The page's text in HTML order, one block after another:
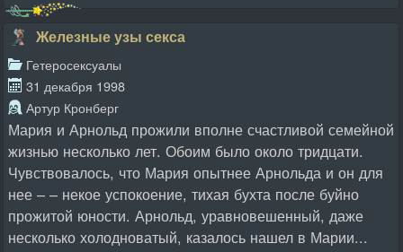
Железные узы секса
Гетеросексуалы
31 декабря 1998
Артур Кронберг
Мария и Арнольд прожили вполне счастливой семейной
жизнью несколько лет. Обоим было около тридцати.
Чувствовалось, что Мария опытнее Арнольда и он для
нее – – некое успокоение, тихая бухта после буйно
прожитой юности. Арнольд, уравновешенный, даже
несколько холодноватый, казалось нашел в Марии...